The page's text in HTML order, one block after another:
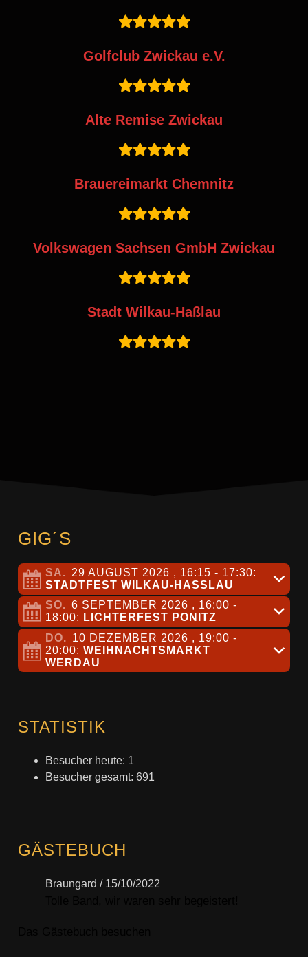
Golfclub Zwickau e.V.
Alte Remise Zwickau
Brauereimarkt Chemnitz
Volkswagen Sachsen GmbH Zwickau
Stadt Wilkau-Haßlau
GIG´S
SA. 29 AUGUST 2026 , 16:15- 17:30:
STADTFEST WILKAU-HASSLAU
SO. 6 SEPTEMBER 2026 , 16:00-
18:00: LICHTERFEST PONITZ
DO. 10 DEZEMBER 2026 , 19:00-
20:00: WEIHNACHTSMARKT
WERDAU
STATISTIK
Besucher heute: 1
Besucher gesamt: 691
GÄSTEBUCH
Braungard / 15/10/2022